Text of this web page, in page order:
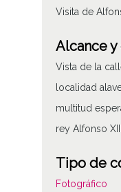
Visita de
Alcance
Vista de la
localidad
multitud
rey Alfonso XIII
Tipo de
Fotográfico